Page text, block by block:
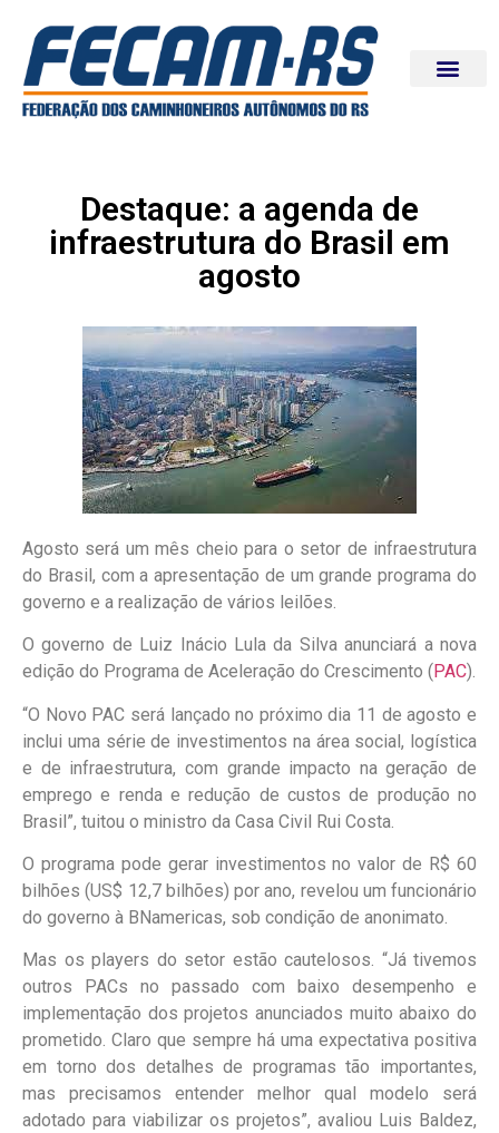
Destaque: a agenda de
infraestrutura do Brasil em
agosto
Agosto será um mês cheio para o setor de infraestrutura
do Brasil, com a apresentação de um grande programa do
governo e a realização de vários leilões.
O governo de Luiz Inácio Lula da Silva anunciará a nova
edição do Programa de Aceleração do Crescimento ( PAC).
“O Novo PAC será lançado no próximo dia 11 de agosto e
inclui uma série de investimentos na área social, logística
e de infraestrutura, com grande impacto na geração de
emprego e renda e redução de custos de produção no
Brasil”, tuitou o ministro da Casa Civil Rui Costa.
O programa pode gerar investimentos no valor de R$ 60
bilhões (US$ 12,7 bilhões) por ano, revelou um funcionário
do governo à BNamericas, sob condição de anonimato.
Mas os players do setor estão cautelosos. “Já tivemos
outros PACs no passado com baixo desempenho e
implementação dos projetos anunciados muito abaixo do
prometido. Claro que sempre há uma expectativa positiva
em torno dos detalhes de programas tão importantes,
mas precisamos entender melhor qual modelo será
adotado para viabilizar os projetos”, avaliou Luis Baldez,